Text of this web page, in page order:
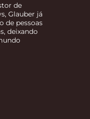
de
Glauber já
de pessoas
deixando